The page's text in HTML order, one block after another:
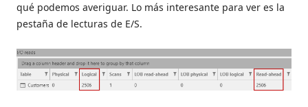
qué podemos averiguar. Lo más interesante para ver es la
pestaña de lecturas de E/S.